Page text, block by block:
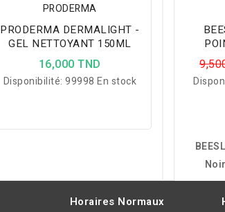
PRODERMA
PRODERMA DERMALIGHT -
GEL NETTOYANT 150ML
16,000 TND
Disponibilité:99998 En stock
Horaires Normaux